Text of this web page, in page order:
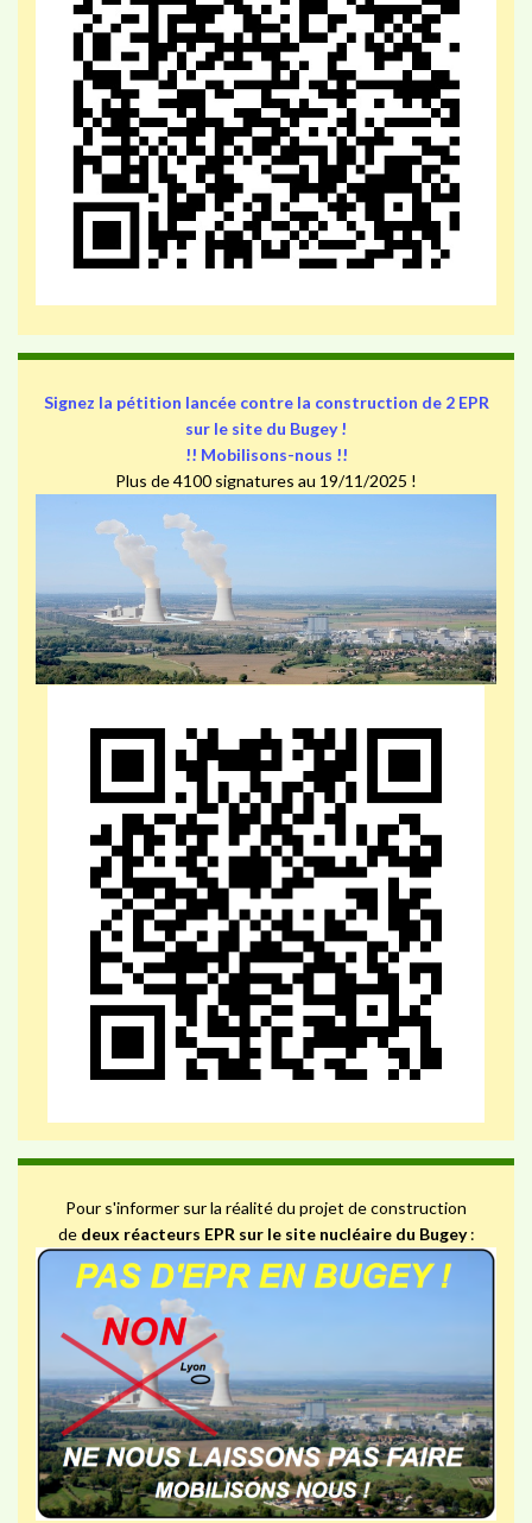
Signez la pétition lancée contre la construction de 2 EPR
sur le site du Bugey !
!! Mobilisons-nous !!
Plus de 4100 signatures au 19/11/2025 !
Pour s'informer sur la réalité du projet de construction
de deux réacteurs EPR sur le site nucléaire du Bugey: